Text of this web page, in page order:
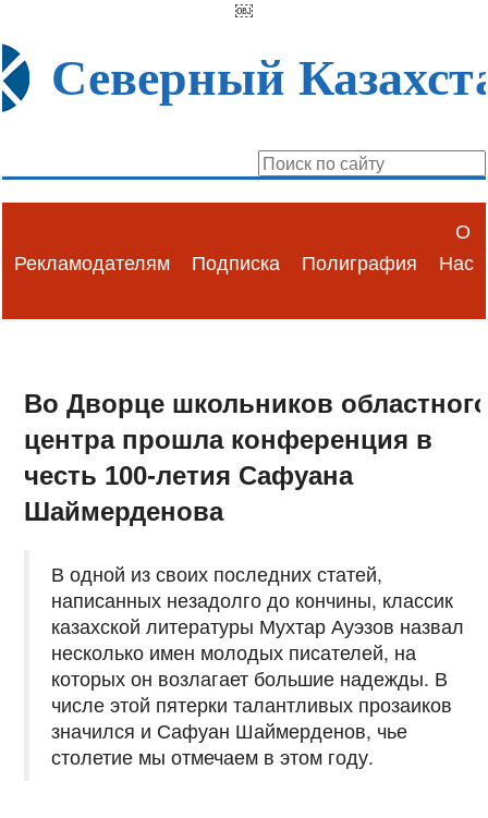
￼
Северный
Рекламодателям Подписка Полиграфия
О
Нас
Во Дворце школьников
центра прошла конференция в
честь 100-летия Сафуана
Шаймерденова
В одной из своих последних статей,
написанных незадолго до кончины, классик
казахской литературы Мухтар Ауэзов назвал
несколько имен молодых писателей, на
которых он возлагает большие надежды. В
числе этой пятерки талантливых прозаиков
значился и Сафуан Шаймерденов, чье
столетие мы отмечаем в этом году.